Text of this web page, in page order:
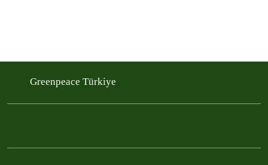
Greenpeace Türkiye